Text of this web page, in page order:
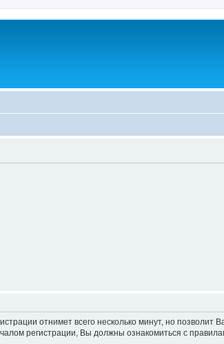
отнимет всего несколько минут, но
регистрации, Вы должны ознакомиться с